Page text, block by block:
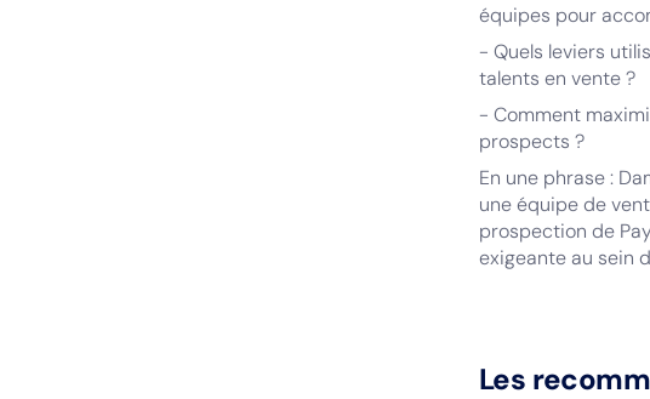
équipes pour
- Quels leviers
talents en vente ?
- Comment
prospects ?
En une phrase :
une équipe de
prospection de
exigeante au sein
Les